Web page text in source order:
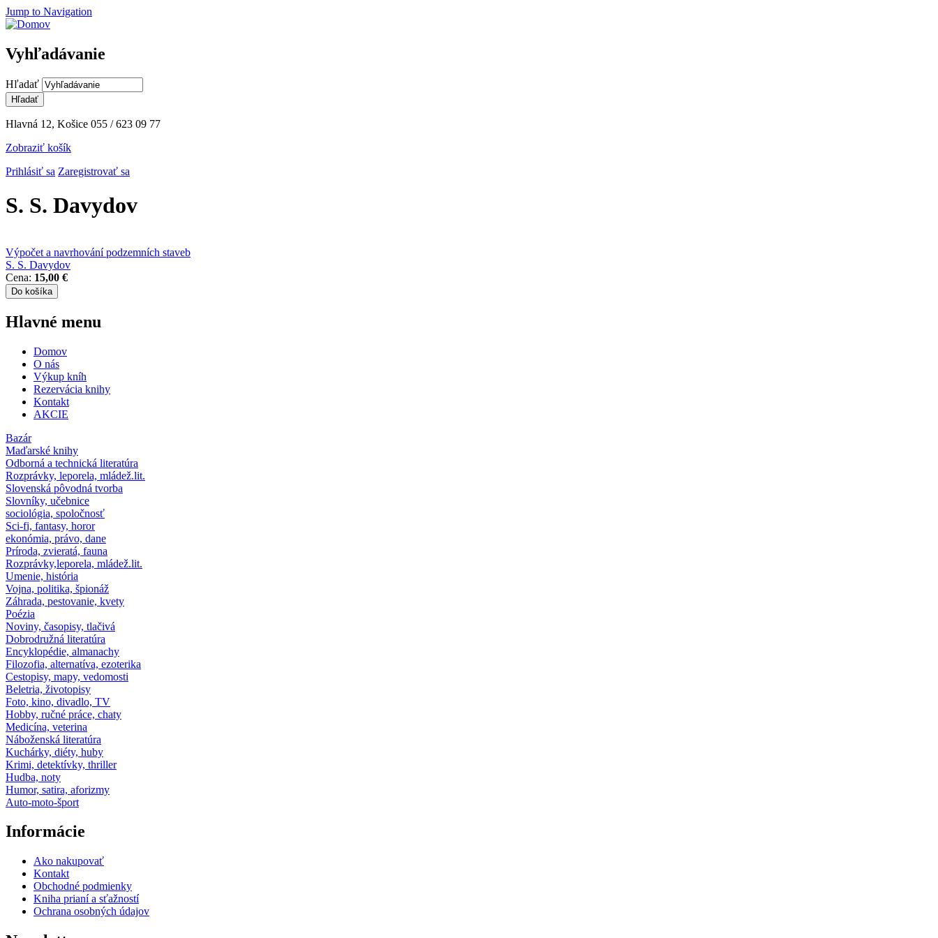
Jump to Navigation
Vyhľadávanie
Hľadať
Hlavná 12, Košice 055 / 623 09 77
Zobraziť košík
Prihlásiť sa Zaregistrovať sa
S. S. Davydov
Výpočet a navrhování podzemních staveb
S. S. Davydov
Cena: 15,00 €
Hlavné menu
Domov
O nás
Výkup kníh
Rezervácia knihy
Kontakt
AKCIE
Bazár
Maďarské knihy
Odborná a technická literatúra
Rozprávky, leporela, mládež.lit.
Slovenská pôvodná tvorba
Slovníky, učebnice
sociológia, spoločnosť
Sci-fi, fantasy, horor
ekonómia, právo, dane
Príroda, zvieratá, fauna
Rozprávky,leporela, mládež.lit.
Umenie, história
Vojna, politika, špionáž
Záhrada, pestovanie, kvety
Poézia
Noviny, časopisy, tlačivá
Dobrodružná literatúra
Encyklopédie, almanachy
Filozofia, alternatíva, ezoterika
Cestopisy, mapy, vedomosti
Beletria, životopisy
Foto, kino, divadlo, TV
Hobby, ručné práce, chaty
Medicína, veterina
Náboženská literatúra
Kuchárky, diéty, huby
Krimi, detektívky, thriller
Hudba, noty
Humor, satira, aforizmy
Auto-moto-šport
Informácie
Ako nakupovať
Kontakt
Obchodné podmienky
Kniha prianí a sťažností
Ochrana osobných údajov